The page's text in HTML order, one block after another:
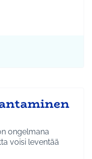
Tuusula
ongelmana
voisi leventää